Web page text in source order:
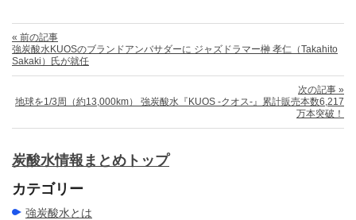
« 前の記事
強炭酸水KUOSのブランドアンバサダーに ジャズドラマー榊 孝仁（Takahito
Sakaki）氏が就任
次の記事 »
地球を1/3周（約13,000km） 強炭酸水『KUOS -クオス-』累計販売本数6,217
万本突破！
炭酸水情報まとめトップ
カテゴリー
強炭酸水とは